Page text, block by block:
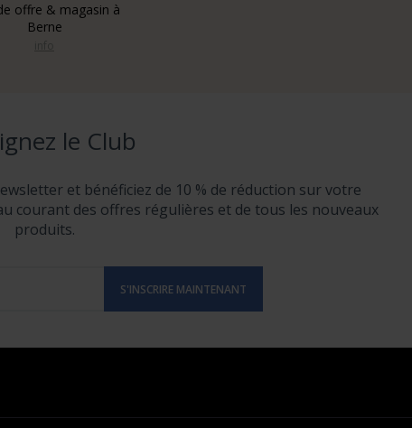
offre & magasin à
Berne
le Club
et bénéficiez de 10 % de réduction sur votre
courant des offres régulières et de tous les nouveaux
produits.